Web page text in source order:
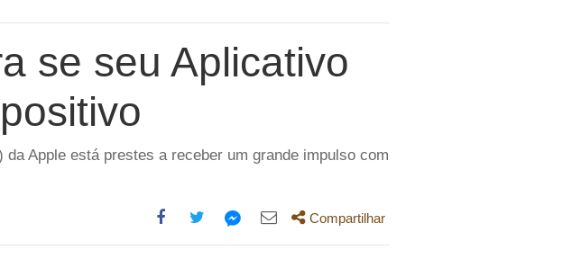
se seu Aplicativo
Apple está prestes a receber um grande impulso com
Compartilhe
Compartilhe
Compartilhe
Compartilhe
Compartilhar